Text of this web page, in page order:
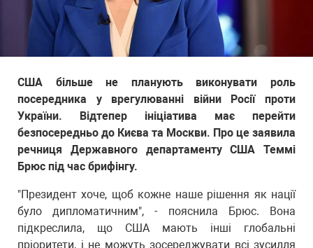
США більше не планують виконувати роль
посередника у врегулюванні війни Росії проти
України. Відтепер ініціатива має перейти
безпосередньо до Києва та Москви. Про це заявила
речниця Державного департаменту США Теммі
Брюс під час брифінгу.
"Президент хоче, щоб кожне наше рішення як нації
було дипломатичним", - пояснила Брюс. Вона
підкреслила, що США мають інші глобальні
пріоритети, і не можуть зосереджувати всі зусилля